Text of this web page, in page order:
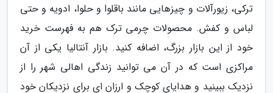
ترکی، زیورآلات و چیزهایی مانند باقلوا و حلوا، ادویه و حتی
لباس و کفش. محصولات چرمی ترک هم به فهرست خرید
خود از این بازار بزرگ، اضافه کنید. بازار آنتالیا یکی از آن
مراکزی است که در آن می توانید زندگی اهالی شهر را از
نزدیک ببینید و هدایای کوچک و ارزان ای برای نزدیکان خود